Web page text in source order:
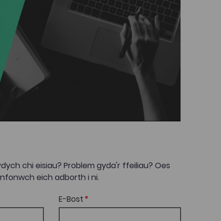
chi eisiau? Problem gyda'r ffeiliau? Oes
eich adborth i ni.
E-Bost